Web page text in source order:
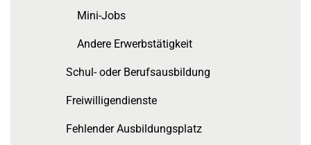
Mini-Jobs
Andere Erwerbstätigkeit
Schul- oder Berufsausbildung
Freiwilligendienste
Fehlender Ausbildungsplatz